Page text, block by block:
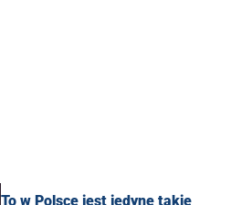
To w Polsce jest jedyne takie